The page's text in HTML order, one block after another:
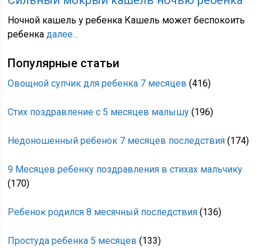
Ночной кашель у ребенка Кашель может беспокоить
ребенкадалее…
Популярные статьи
Овощной супчик для ребенка 7 месяцев (416)
Стих поздравление с 5 месяцев малышу (196)
Недоношенный ребенок 7 месяцев последствия (174)
9 Месяцев ребенку поздравления в стихах мальчику
(170)
Ребенок родился 8 месячный последствия (136)
Простуда ребенка 5 месяцев (133)